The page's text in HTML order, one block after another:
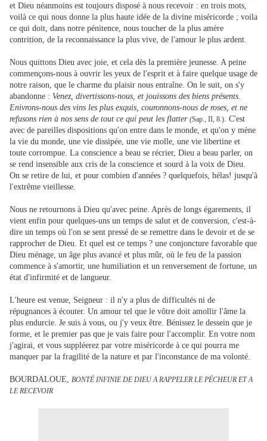
et Dieu néanmoins est toujours disposé à nous recevoir : en trois mots,
voilà ce qui nous donne la plus haute idée de la divine miséricorde ; voila
ce qui doit, dans notre pénitence, nous toucher de la plus amère
contrition, de la reconnaissance la plus vive, de l'amour le plus ardent.
Nous quittons Dieu avec joie, et cela dès la première jeunesse. A peine
commençons-nous à ouvrir les yeux de l'esprit et à faire quelque usage de
notre raison, que le charme du plaisir nous entraîne. On le suit, on s'y
abandonne : Venez, divertissons-nous, et jouissons des biens présents.
Enivrons-nous des vins les plus exquis, couronnons-nous de roses, et ne
refusons rien à nos sens de tout ce qui peut les flatter (Sap., II, 8.). C'est
avec de pareilles dispositions qu'on entre dans le monde, et qu'on y mène
la vie du monde, une vie dissipée, une vie molle, une vie libertine et
toute corrompue. La conscience a beau se récrier, Dieu a beau parler, on
se rend insensible aux cris de la conscience et sourd à la voix de Dieu.
On se retire de lui, et pour combien d'années ? quelquefois, hélas! jusqu'à
l'extrême vieillesse.
Nous ne retournons à Dieu qu'avec peine. Après de longs égarements, il
vient enfin pour quelques-uns un temps de salut et de conversion, c'est-à-
dire un temps où l'on se sent pressé de se remettre dans le devoir et de se
rapprocher de Dieu. Et quel est ce temps ? une conjoncture favorable que
Dieu ménage, un âge plus avancé et plus mûr, où le feu de la passion
commence à s'amortir, une humiliation et un renversement de fortune, un
état d'infirmité et de langueur.
L'heure est venue, Seigneur : il n'y a plus de difficultés ni de
répugnances à écouter. Un amour tel que le vôtre doit amollir l'âme la
plus endurcie. Je suis à vous, ou j'y veux être. Bénissez le dessein que je
forme, et le premier pas que je vais faire pour l'accomplir. En votre nom
j'agirai, et vous suppléerez par votre miséricorde à ce qui pourra me
manquer par la fragilité de la nature et par l'inconstance de ma volonté.
BOURDALOUE, BONTÉ INFINIE DE DIEU A RAPPELER LE PÉCHEUR ET A
LE RECEVOIR